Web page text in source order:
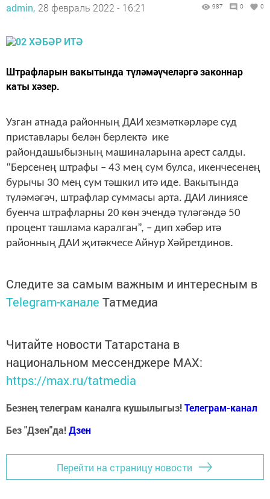
admin, 28 февраль 2022 - 16:21 987 0 0
Штрафларын вакытында түләмәүчеләргә законнар
каты хәзер.
Узган атнада районның ДАИ хезмәткәрләре суд
приставлары белән берлектә ике
райондашыбызның машиналарына арест салды.
“Берсенең штрафы – 43 мең сум булса, икенчесенең
бурычы 30 мең сум тәшкил итә иде. Вакытында
түләмәгәч, штрафлар суммасы арта. ДАИ линиясе
буенча штрафларны 20 көн эчендә түләгәндә 50
процент ташлама каралган”, – дип хәбәр итә
районның ДАИ җитәкчесе Айнур Хәйретдинов.
Следите за самым важным и интересным в
Telegram-канале Татмедиа
Читайте новости Татарстана в
национальном мессенджере MАХ:
https://max.ru/tatmedia
Безнең телеграм каналга кушылыгыз!Телеграм-канал
Без "Дзен"да!Дзен
Перейти на страницу новости